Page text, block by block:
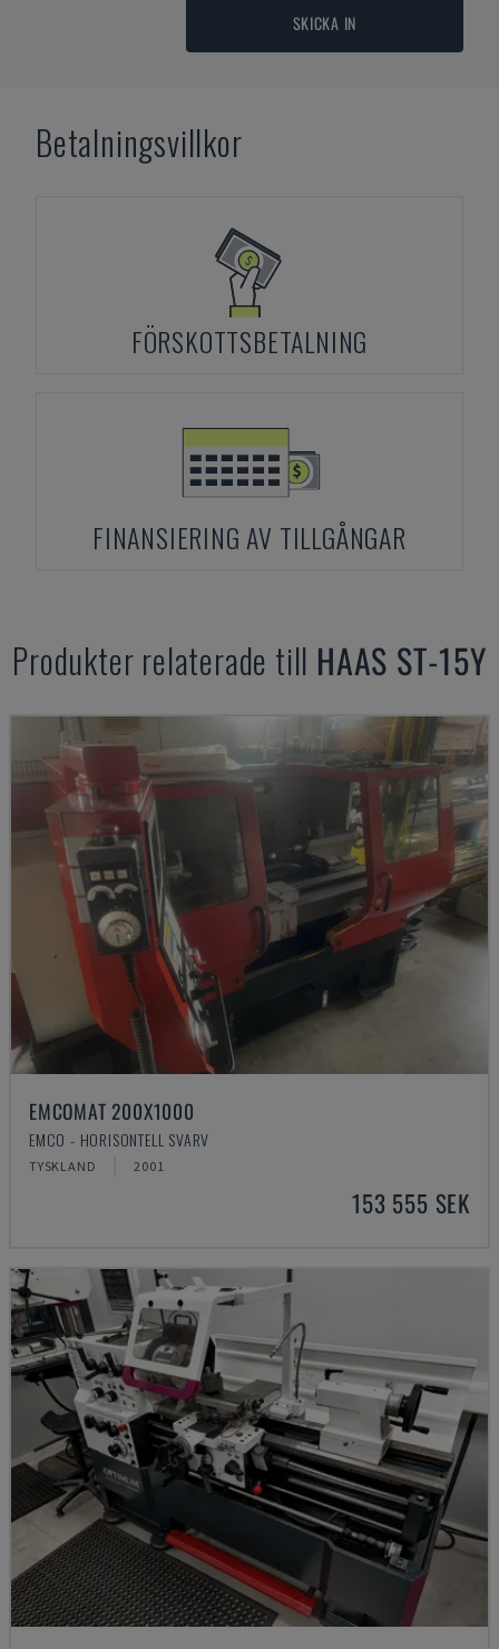
SKICKA IN
Betalningsvillkor
FÖRSKOTTSBETALNING
FINANSIERING AV TILLGÅNGAR
Produkter relaterade till HAAS ST-15Y
EMCOMAT 200X1000
EMCO - HORISONTELL SVARV
TYSKLAND 2001
153 555 SEK